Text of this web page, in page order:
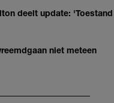
deelt update: 'Toestand
niet meteen